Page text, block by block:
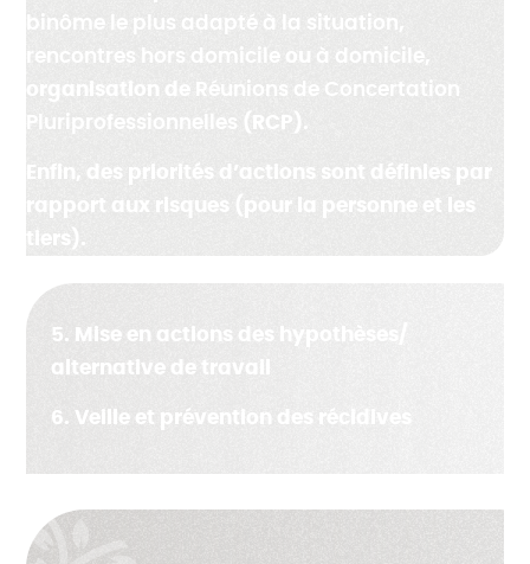
binôme le plus adapté à la situation
rencontres hors domicile
ou à domicile ,
organisation de
Réunions de Concertation
Pluriprofessionnelles (RCP).
Enfin, des priorités d’actions sont définies par
rapport aux risques (pour la personne et les
tiers).
5. Mise en actions des hypothèses/
alternative de travail
6. Veille et prévention des récidives